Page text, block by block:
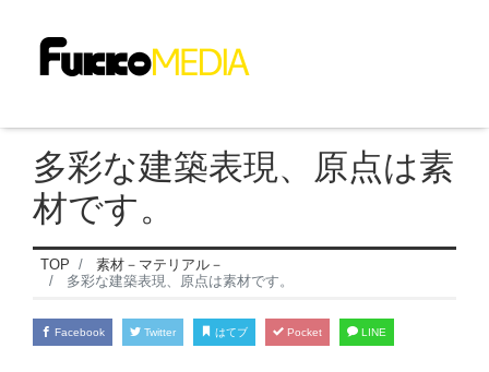
多彩な建築表現、原点は素
材です。
TOP
素材－マテリアル－
多彩な建築表現、原点は素材です。
Facebook Twitter はてブ Pocket LINE